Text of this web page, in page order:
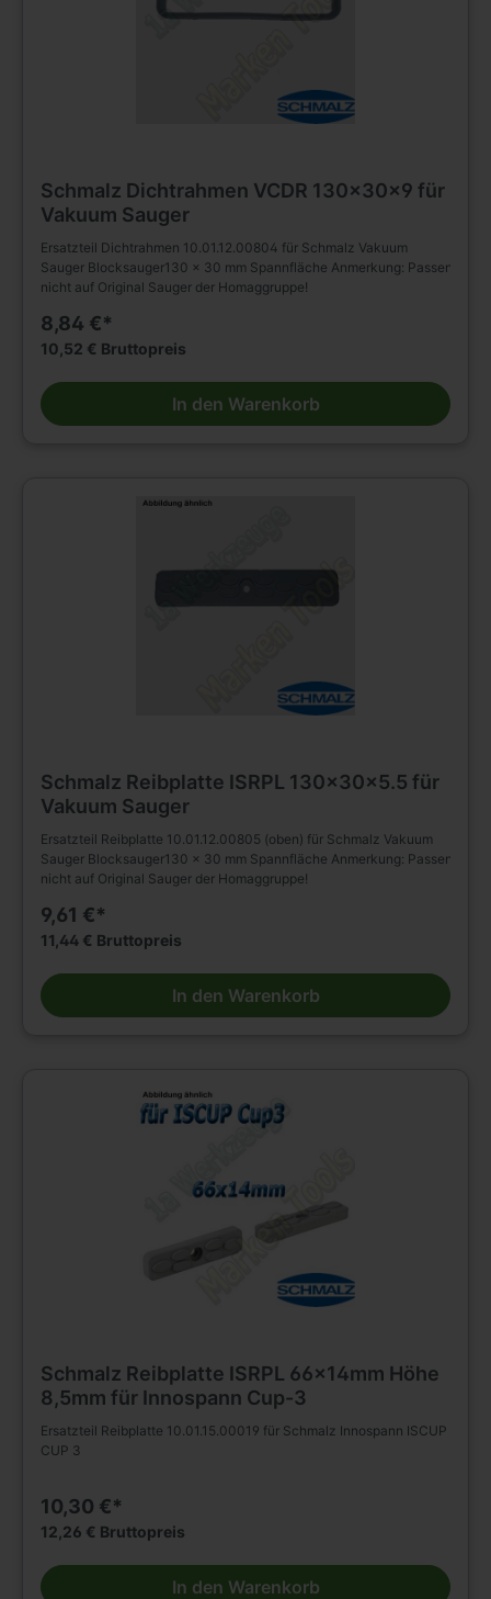
Schmalz Dichtrahmen VCDR 130x30x9 für
Vakuum Sauger
Ersatzteil Dichtrahmen 10.01.12.00804 für Schmalz Vakuum
Sauger Blocksauger130 x 30 mm Spannfläche Anmerkung: Passen
nicht auf Original Sauger der Homaggruppe!
8,84 €*
10,52 € Bruttopreis
In den Warenkorb
Schmalz Reibplatte ISRPL 130x30x5.5 für
Vakuum Sauger
Ersatzteil Reibplatte 10.01.12.00805 (oben) für Schmalz Vakuum
Sauger Blocksauger130 x 30 mm Spannfläche Anmerkung: Passen
nicht auf Original Sauger der Homaggruppe!
9,61 €*
11,44 € Bruttopreis
In den Warenkorb
Schmalz Reibplatte ISRPL 66x14mm Höhe
8,5mm für Innospann Cup-3
Ersatzteil Reibplatte 10.01.15.00019 für Schmalz Innospann ISCUP
CUP 3
10,30 €*
12,26 € Bruttopreis
In den Warenkorb